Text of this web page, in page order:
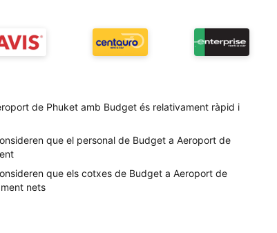
de Phuket amb Budget és relativament ràpid i
que el personal de Budget a Aeroport de
que els cotxes de Budget a Aeroport de
nets